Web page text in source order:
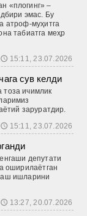
«плогинг» –
эмас. Бу
атроф-муҳитга
табиатга меҳр
15:11, 23.07.2026
сув келди
тоза ичимлик
заруратдир.
15:11, 23.07.2026
депутати
оширилаётган
ишларини
13:27, 20.07.2026